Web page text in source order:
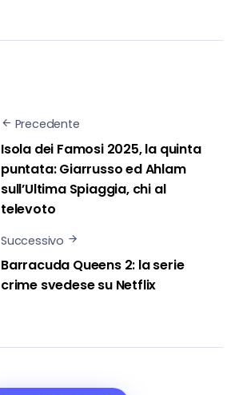
Precedente
Isola dei Famosi 2025, la quinta
puntata: Giarrusso ed Ahlam
sull’Ultima Spiaggia, chi al
televoto
Successivo
Barracuda Queens 2: la serie
crime svedese su Netflix